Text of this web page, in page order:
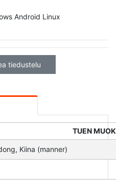
Android Linux
tiedustelu
TUEN
Kiina (manner)